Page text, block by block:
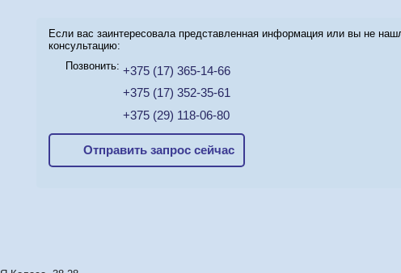
Если вас заинтересовала представленная информация или вы не
консультацию:
Позвонить: +375 (17) 365-14-66
+375 (17) 352-35-61
+375 (29) 118-06-80
Отправить запрос сейчас